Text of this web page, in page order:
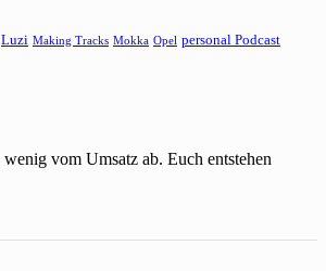
Luzi Making Tracks Mokka Opel personal Podcast
vom Umsatz ab. Euch entstehen